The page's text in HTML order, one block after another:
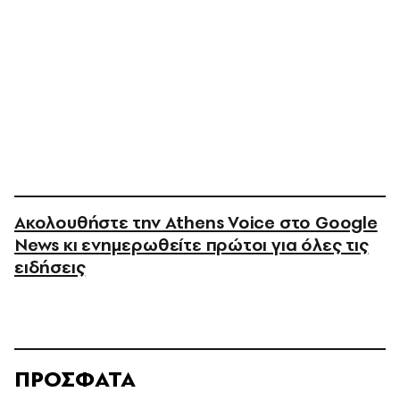
Ακολουθήστε την Athens Voice στο Google
News κι ενημερωθείτε πρώτοι για όλες τις
ειδήσεις
ΠΡΟΣΦΑΤΑ